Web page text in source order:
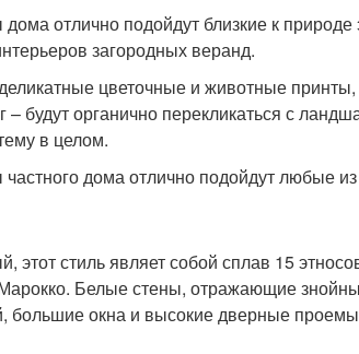
отлично подойдут близкие к
загородных веранд.
цветочные и животные
– будут органично перекликаться с
в целом.
дома отлично подойдут любые
этот стиль являет собой сплав 15
Белые стены, отражающие
большие окна и высокие дверные